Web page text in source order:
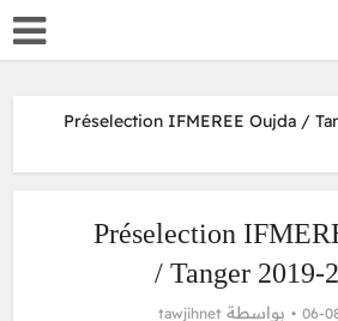
Préselection IFMEREE Oujda /
Préselection
/ Tanger 2019-
06- بواسطةtawjihnet